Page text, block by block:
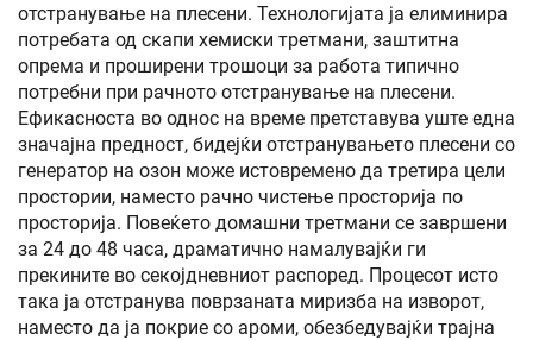
отстранување на плесени. Технологијата ја елиминира
потребата од скапи хемиски третмани, заштитна
опрема и проширени трошоци за работа типично
потребни при рачното отстранување на плесени.
Ефикасноста во однос на време претставува уште една
значајна предност, бидејќи отстранувањето плесени со
генератор на озон може истовремено да третира цели
простории, наместо рачно чистење просторија по
просторија. Повеќето домашни третмани се завршени
за 24 до 48 часа, драматично намалувајќи ги
прекините во секојдневниот распоред. Процесот исто
така ја отстранува поврзаната миризба на изворот,
наместо да ја покрие со ароми, обезбедувајќи трајна